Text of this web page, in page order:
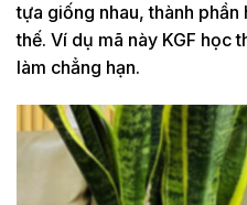
tựa giống nhau, thành
thế. Ví dụ mã này KGF học
làm chẳng hạn.